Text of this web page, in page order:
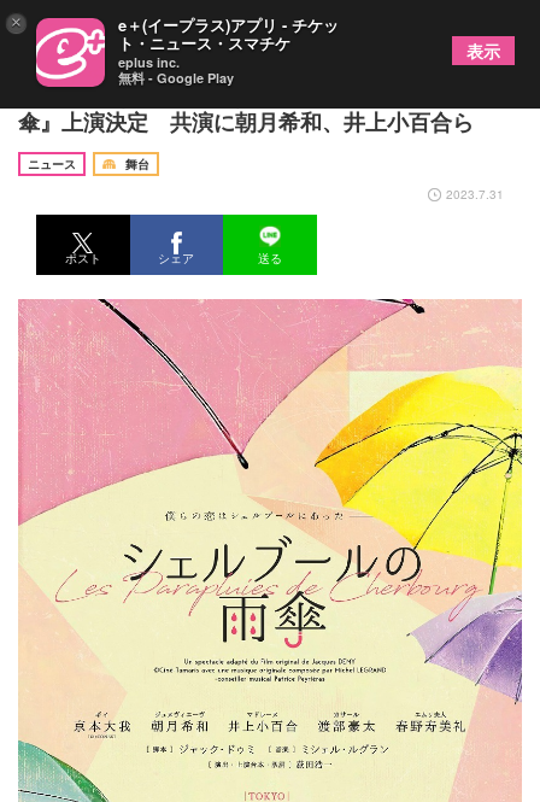
京本大我（SixTONES）主演、『シェルブールの雨
傘』上演決定 共演に朝月希和、井上小百合ら
ニュース
舞台
2023.7.31
ポスト シェア 送る
× e＋(イープラス)アプリ - チケッ
ト・ニュース・スマチケ
eplus inc.
無料 - Google Play
表示